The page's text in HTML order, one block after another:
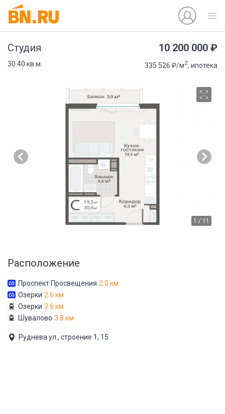
Студия 10 200 000 ₽
30.40 кв.м. 335 526 ₽/м2, ипотека
1 / 11
Расположение
Проспект Просвещения 2.0 км
Озерки 2.6 км
Озерки 3.6 км
Шувалово 3.8 км
Руднева ул., строение 1, 15